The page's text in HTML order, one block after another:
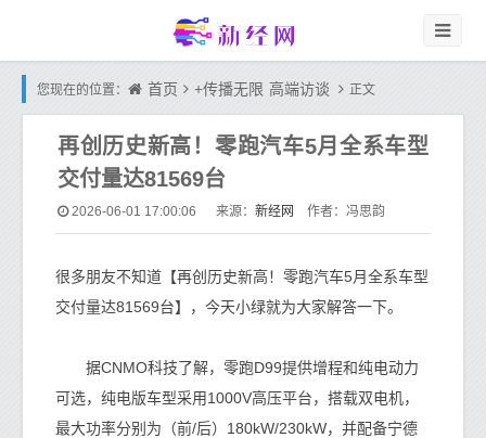
您现在的位置： 首页 +传播无限 高端访谈 正文
再创历史新高！零跑汽车5月全系车型
交付量达81569台
2026-06-01 17:00:06 来源： 新经网 作者：冯思韵
很多朋友不知道【再创历史新高！零跑汽车5月全系车型
交付量达81569台】，今天小绿就为大家解答一下。
据CNMO科技了解，零跑D99提供增程和纯电动力
可选，纯电版车型采用1000V高压平台，搭载双电机，
最大功率分别为（前/后）180kW/230kW，并配备宁德